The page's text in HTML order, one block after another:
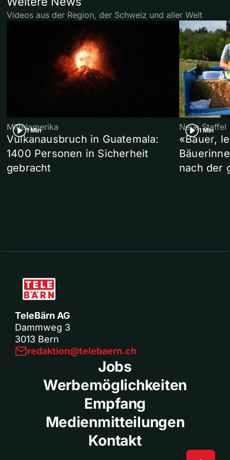
Videos aus der Region, der Schweiz und aller Welt
1 Min
Mittelamerika
Vulkanausbruch in Guatemala:
1400 Personen in Sicherheit
gebracht
1 Min
Neue Staffel
«Bauer,
nach der
TeleBärn AG
Dammweg 3
3013 Bern
redaktion@telebaern.ch
Jobs
Werbemöglichkeiten
Empfang
Medienmitteilungen
Kontakt